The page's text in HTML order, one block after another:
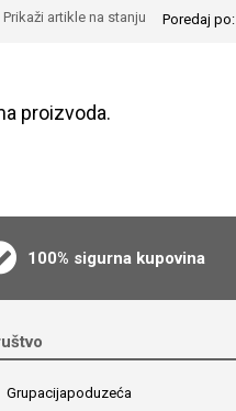
Poredaj po:
Prikaži artikle na stanju
proizvoda.
100% sigurna kupovina
Grupacija­poduzeća